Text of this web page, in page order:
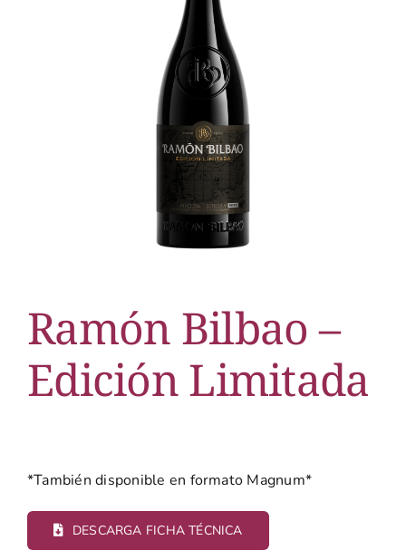
Ramón Bilbao –
Edición Limitada
*También disponible en formato Magnum*
DESCARGA FICHA TÉCNICA